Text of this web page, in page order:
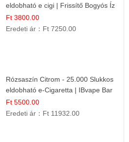
eldobható e cigi | Frissítő Bogyós Íz
Ft 3800.00
Eredeti ár： Ft 7250.00
Rózsaszín Citrom - 25.000 Slukkos
eldobható e-Cigaretta | IBvape Bar
Ft 5500.00
Eredeti ár： Ft 11932.00